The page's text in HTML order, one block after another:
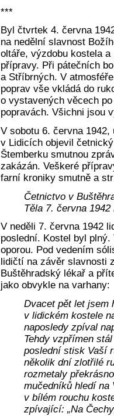
***
Byl čtvrtek 4. června
na nedělní slavnost
oltáře, výzdobu kostela
přípravy. Při pátečních
a Stříbrných. V
poprav vše vkládá do
o vystavených věcech
popravách. Všichni jsou
V sobotu 6. června
v Lidicích objevil
Štemberku smutnou
zakázán. Veškeré
farní kroniky smutně a
Četnictvo v
Těla 7. června
V neděli 7. června 1942
poslední. Kostel byl
oporou. Pod vedením
lidičtí na závěr slavnosti
Buštěhradský lékař a
jako obvykle na varhany:
Dvacet pět let jsem
v lidickém kostele
naposledy zpíval
Tehdy vzpřímen
poslední stisk Vaší
několik dní zlotřilé
rozmetaly
mučedníků hledí na
v bílém rouchu
zpívající: „Na